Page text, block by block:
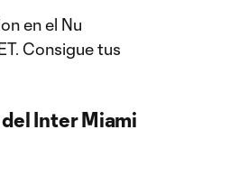
en el Nu
Consigue tus
Inter Miami